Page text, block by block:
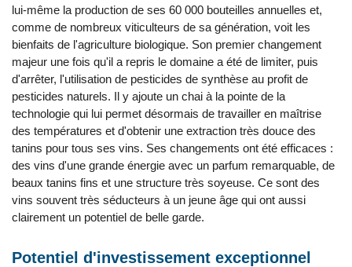
lui-même la production de ses 60 000 bouteilles annuelles et,
comme de nombreux viticulteurs de sa génération, voit les
bienfaits de l'agriculture biologique. Son premier changement
majeur une fois qu'il a repris le domaine a été de limiter, puis
d'arrêter, l'utilisation de pesticides de synthèse au profit de
pesticides naturels. Il y ajoute un chai à la pointe de la
technologie qui lui permet désormais de travailler en maîtrise
des températures et d'obtenir une extraction très douce des
tanins pour tous ses vins. Ses changements ont été efficaces :
des vins d'une grande énergie avec un parfum remarquable, de
beaux tanins fins et une structure très soyeuse. Ce sont des
vins souvent très séducteurs à un jeune âge qui ont aussi
clairement un potentiel de belle garde.
Potentiel d'investissement exceptionnel